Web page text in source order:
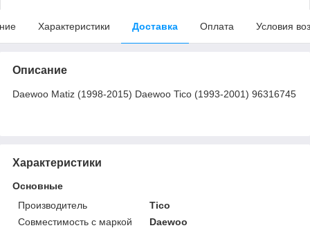
Характеристики Доставка Оплата Условия
Описание
Daewoo Matiz (1998-2015) Daewoo Tico (1993-2001) 96316745
Характеристики
Основные
Производитель
Tico
Совместимость с маркой
Daewoo